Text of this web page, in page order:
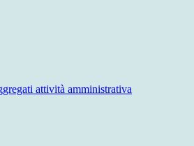
attività amministrativa